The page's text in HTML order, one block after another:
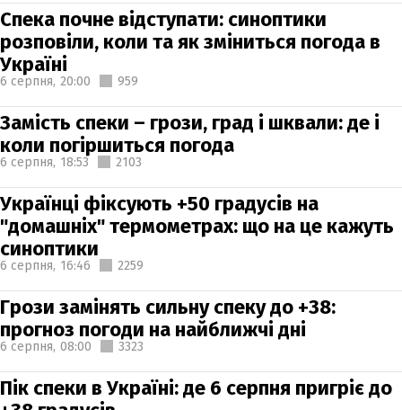
Спека почне відступати: синоптики
розповіли, коли та як зміниться погода в
Україні
6 серпня, 20:00 959
Замість спеки – грози, град і шквали: де і
коли погіршиться погода
6 серпня, 18:53 2103
Українці фіксують +50 градусів на
"домашніх" термометрах: що на це кажуть
синоптики
6 серпня, 16:46 2259
Грози замінять сильну спеку до +38:
прогноз погоди на найближчі дні
6 серпня, 08:00 3323
Пік спеки в Україні: де 6 серпня пригріє до